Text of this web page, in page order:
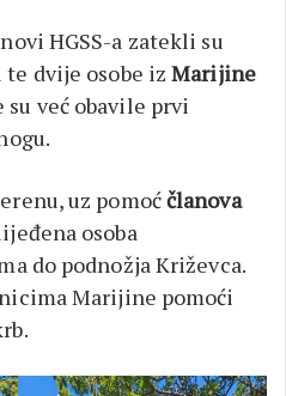
HGSS-a zatekli su
te dvije osobe izMarijine
su već obavile prvi
uz pomoćčlanova
osoba
do podnožja Križevca.
Marijine pomoći